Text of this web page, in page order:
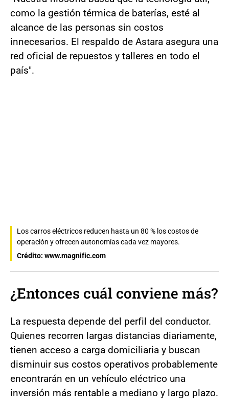
como la gestión térmica de baterías, esté al
alcance de las personas sin costos
innecesarios. El respaldo de Astara asegura una
red oficial de repuestos y talleres en todo el
país".
Los carros eléctricos reducen hasta un 80 % los costos de
operación y ofrecen autonomías cada vez mayores.
Crédito: www.magnific.com
¿Entonces cuál conviene más?
La respuesta depende del perfil del conductor.
Quienes recorren largas distancias diariamente,
tienen acceso a carga domiciliaria y buscan
disminuir sus costos operativos probablemente
encontrarán en un vehículo eléctrico una
inversión más rentable a mediano y largo plazo.